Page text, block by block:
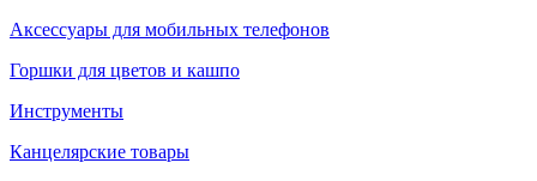
Аксессуары для мобильных телефонов
Горшки для цветов и кашпо
Инструменты
Канцелярские товары